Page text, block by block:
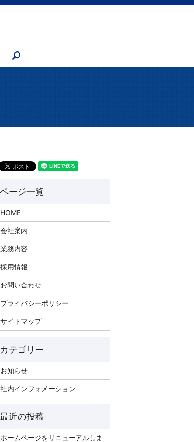
HOME
会社案内
業務内容
採用情報
お問い合わせ
プライバシーポリシー
サイトマップ
お知らせ
社内インフォメーション
ホームページをリニューアルしま